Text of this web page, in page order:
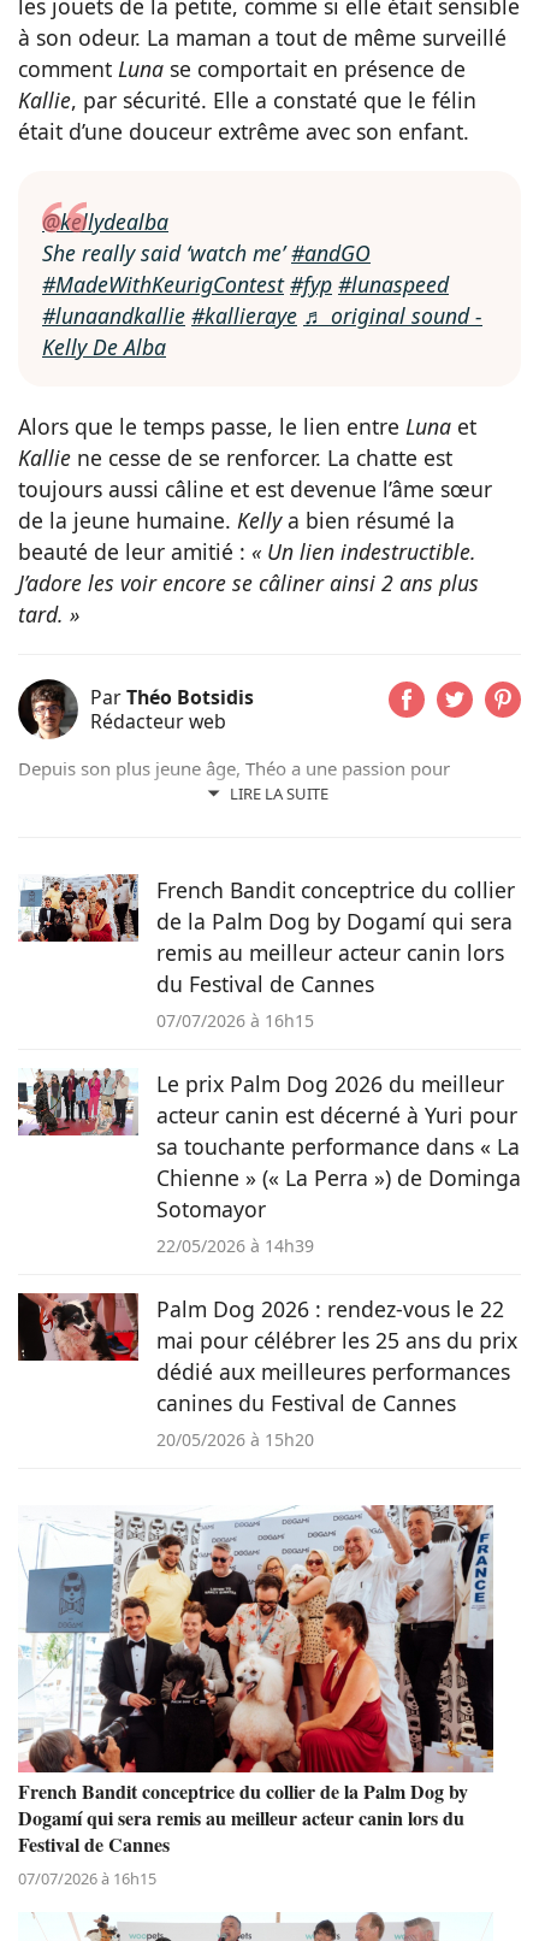
à son odeur. La maman a tout de même surveillé
comment Luna se comportait en présence de
Kallie, par sécurité. Elle a constaté que le félin
était d’une douceur extrême avec son enfant.
@kellydealba
She really said ‘watch me’#andGO
#MadeWithKeurigContest #fyp #lunaspeed
#lunaandkallie #kallieraye ♬ original sound -
Kelly De Alba
Alors que le temps passe, le lien entre Luna et
Kallie ne cesse de se renforcer. La chatte est
toujours aussi câline et est devenue l’âme sœur
de la jeune humaine. Kellya bien résumé la
beauté de leur amitié : « Un lien indestructible.
J’adore les voir encore se câliner ainsi 2 ans plus
tard. »
ParThéo Botsidis
Rédacteur web
LIRE LA SUITE
Depuis son plus jeune âge, Théo a une passion pour
l’écriture. Aujourd’hui rédacteur web, il prend plaisir à
émouvantes.
French Bandit conceptrice du collier
de la Palm Dog by Dogamí qui sera
remis au meilleur acteur canin lors
du Festival de Cannes
07/07/2026 à 16h15
Le prix Palm Dog 2026 du meilleur
acteur canin est décerné à Yuri pour
sa touchante performance dans « La
Chienne » (« La Perra ») de Dominga
Sotomayor
22/05/2026 à 14h39
Palm Dog 2026 : rendez-vous le 22
mai pour célébrer les 25 ans du prix
dédié aux meilleures performances
canines du Festival de Cannes
20/05/2026 à 15h20
French Bandit conceptrice du collier de la Palm Dog by
Dogamí qui sera remis au meilleur acteur canin lors du
Festival de Cannes
07/07/2026 à 16h15